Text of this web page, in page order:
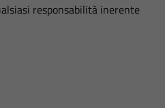
responsabilità inerente